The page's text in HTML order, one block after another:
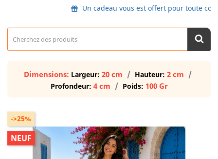
Un cadeau vous est offert pour toute
Dimensions: Largeur: 20 cm Hauteur: 2 cm
Profondeur: 4 cm Poids: 100 Gr
->25%
NEUF